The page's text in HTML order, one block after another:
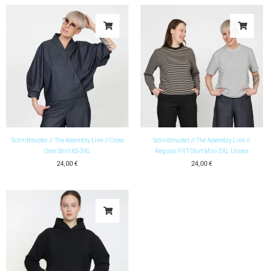
Schnittmuster // The Assembly Line // Cross
Over Shirt XS-3XL
24,00 €
Schnittmuster // The Assembly Line //
Regular Fit T-Shirt Mini-3XL Unisex
24,00 €